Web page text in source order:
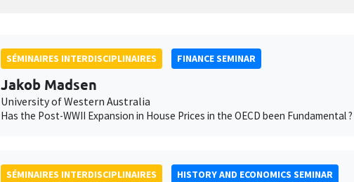
SÉMINAIRES INTERDISCIPLINAIRES FINANCE SEMINAR
Jakob Madsen
University of Western Australia
Has the Post-WWII Expansion in House Prices in the OECD been Fundamental ?
SÉMINAIRES INTERDISCIPLINAIRES HISTORY AND ECONOMICS SEMINAR